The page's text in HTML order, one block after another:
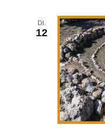
DI.
12